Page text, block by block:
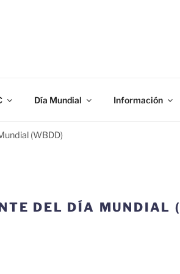
Día Mundial Información
(WBDD)
DEL DÍA MUNDIAL